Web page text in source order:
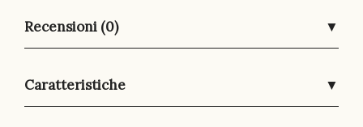
Recensioni (0) ▼
Caratteristiche ▼